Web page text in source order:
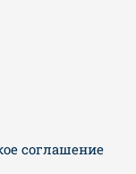
соглашение